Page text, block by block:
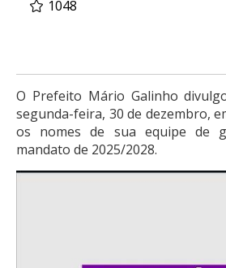
1048
O Prefeito Mário Galinho
segunda-feira, 30 de dezembro,
os nomes de sua equipe de
mandato de 2025/2028.